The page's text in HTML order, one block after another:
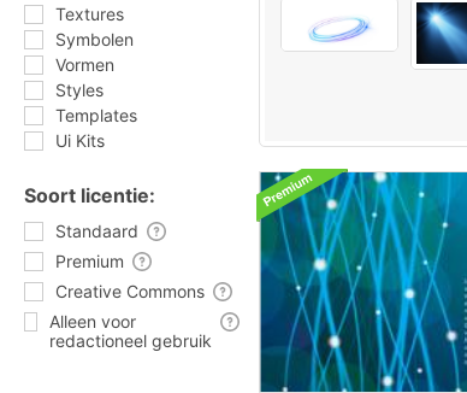
Textures
Symbolen
Vormen
Styles
Templates
Ui Kits
Soort licentie:
Standaard
Premium
Creative Commons
Alleen voor
redactioneel gebruik